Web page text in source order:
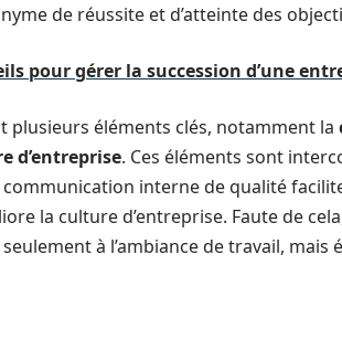
de réussite et d’atteinte des
pour gérer la succession d’une
éléments clés, notamment la
d’entreprise. Ces éléments sont
interne de qualité
la culture d’entreprise. Faute de
à l’ambiance de travail, mais